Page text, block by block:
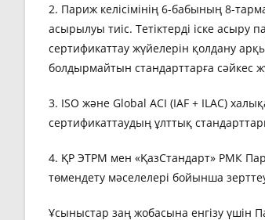
2. Париж келісімінің 6-бабының 8-
асырылуы тиіс. Тетіктерді іске асыру
сертификаттау жүйелерін қолдану
болдырмайтын стандарттарға сәйкес
3. ISO және Global ACI (IAF + ILAC)
сертификаттаудың ұлттық
4. ҚР ЭТРМ мен «ҚазСтандарт» РМК
төмендету мәселелері бойынша
Ұсыныстар заң жобасына енгізу үшін